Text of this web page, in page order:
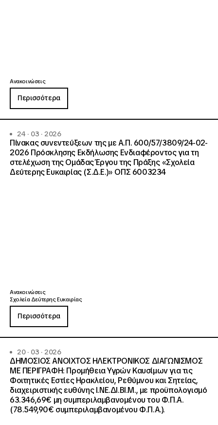
Ανακοινώσεις
Περισσότερα
24 · 03 · 2026
Πίνακας συνεντεύξεων της με Α.Π. 600/57/3809/24-02-
2026 Πρόσκλησης Εκδήλωσης Ενδιαφέροντος για τη
στελέχωση της Ομάδας Έργου της Πράξης «Σχολεία
Δεύτερης Ευκαιρίας (Σ.Δ.Ε.)» ΟΠΣ 6003234
Ανακοινώσεις
Σχολεία Δεύτερης Ευκαιρίας
Περισσότερα
20 · 03 · 2026
ΔΗΜΟΣΙΟΣ ΑΝΟΙΧΤΟΣ ΗΛΕΚΤΡΟΝΙΚΟΣ ΔΙΑΓΩΝΙΣΜΟΣ
ΜΕ ΠΕΡΙΓΡΑΦΗ: Προμήθεια Υγρών Καυσίμων για τις
Φοιτητικές Εστίες Ηρακλείου, Ρεθύμνου και Σητείας,
διαχειριστικής ευθύνης Ι.ΝΕ.ΔΙ.ΒΙ.Μ., με προϋπολογισμό
63.346,69€ μη συμπεριλαμβανομένου του Φ.Π.Α.
(78.549,90€ συμπεριλαμβανομένου Φ.Π.Α.).